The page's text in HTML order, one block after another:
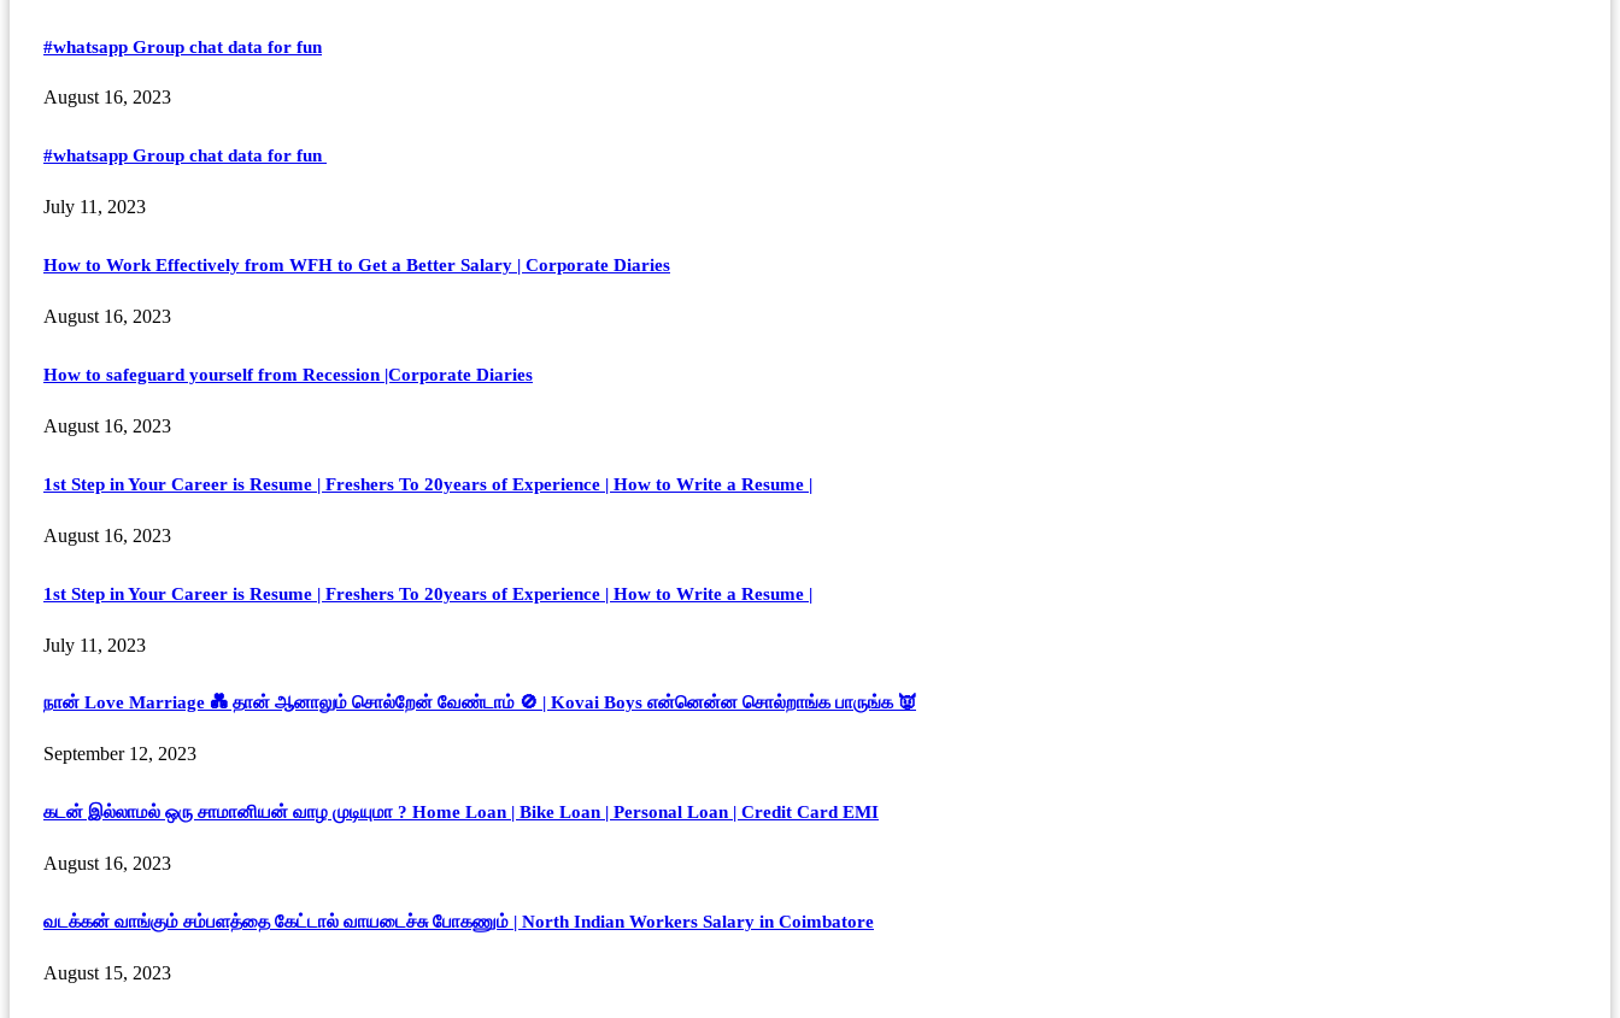
#whatsapp Group chat data for fun
August 16, 2023
#whatsapp Group chat data for fun
July 11, 2023
How to Work Effectively from WFH to Get a Better Salary | Corporate Diaries
August 16, 2023
How to safeguard yourself from Recession |Corporate Diaries
August 16, 2023
1st Step in Your Career is Resume | Freshers To 20years of Experience | How to Write a Resume |
August 16, 2023
1st Step in Your Career is Resume | Freshers To 20years of Experience | How to Write a Resume |
July 11, 2023
நான் Love Marriage 💑 தான் ஆனாலும் சொல்றேன் வேண்டாம் 🚫 | Kovai Boys என்னென்ன சொல்றாங்க பாருங்க 👿
September 12, 2023
கடன் இல்லாமல் ஒரு சாமானியன் வாழ முடியுமா ? Home Loan | Bike Loan | Personal Loan | Credit Card EMI
August 16, 2023
வடக்கன் வாங்கும் சம்பளத்தை கேட்டால் வாயடைச்சு போகணும் | North Indian Workers Salary in Coimbatore
August 15, 2023